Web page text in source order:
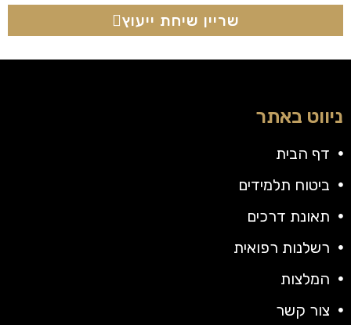
שריין שיחת ייעוץ
ניווט באתר
דף הבית
ביטוח תלמידים
תאונת דרכים
רשלנות רפואית
המלצות
צור קשר